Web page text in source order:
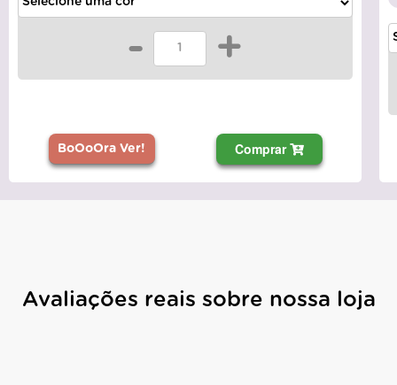
- +
BoOoOra Ver! Comprar
Avaliações reais sobre nossa loja